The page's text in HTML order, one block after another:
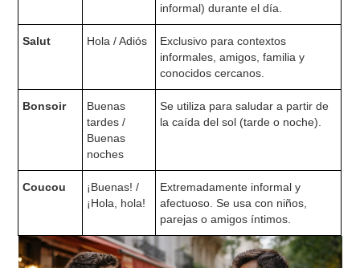
informal) durante el día.
Salut Hola / Adiós
Exclusivo para contextos
informales, amigos, familia y
conocidos cercanos.
Bonsoir
Buenas
tardes /
Buenas
noches
Se utiliza para saludar a partir de
la caída del sol (tarde o noche).
Coucou
¡Buenas! /
¡Hola, hola!
Extremadamente informal y
afectuoso. Se usa con niños,
parejas o amigos íntimos.